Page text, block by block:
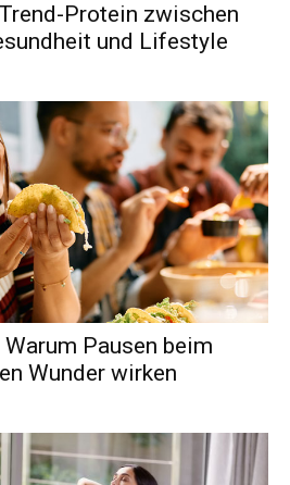
Protein zwischen
und Lifestyle
Warum Pausen beim
Wunder wirken